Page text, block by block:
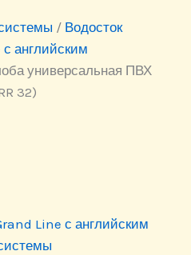
/ Водосток
английским
универсальная ПВХ
32)
Line с английским